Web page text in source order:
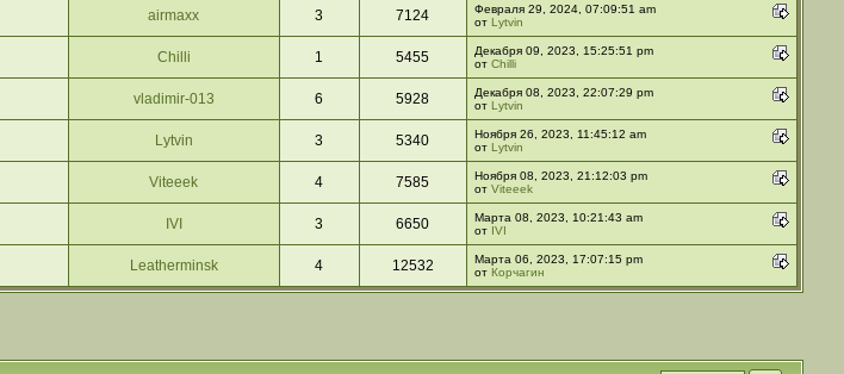
airmaxx 3 7124
Февраля 29, 2024, 07:09:51 am
от Lytvin
Chilli 1 5455
Декабря 09, 2023, 15:25:51 pm
от Chilli
vladimir-013 6 5928
Декабря 08, 2023, 22:07:29 pm
от Lytvin
Lytvin 3 5340
Ноября 26, 2023, 11:45:12 am
от Lytvin
Viteeek 4 7585
Ноября 08, 2023, 21:12:03 pm
от Viteeek
IVI 3 6650
Марта 08, 2023, 10:21:43 am
от IVI
Leatherminsk 4 12532
Марта 06, 2023, 17:07:15 pm
от Корчагин